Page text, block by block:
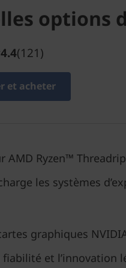
options
4.4(121)
et acheter
AMD Ryzen™
les systèmes
graphiques
fiabilité et l’innovation